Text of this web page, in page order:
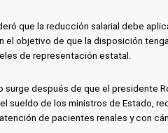
que la reducción salarial debe
el objetivo de que la disposición
de representación estatal.
surge después de que el presidente
sueldo de los ministros de Estado,
de pacientes renales y con